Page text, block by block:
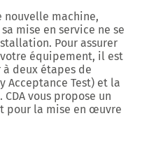
nouvelle machine,
mise en service ne se
Pour assurer
équipement, il est
deux étapes de
Acceptance Test) et la
. CDA vous propose un
pour la mise en œuvre